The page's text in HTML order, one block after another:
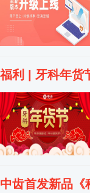
福利 | 牙科年货
中齿首发新品《